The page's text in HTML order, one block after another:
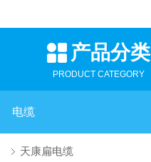
产品分类
PRODUCT CATEGORY
电缆
天康扁电缆